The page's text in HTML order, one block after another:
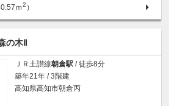
ｍ2 ）
の木Ⅱ
ＪＲ土讃線朝倉駅 / 徒歩8分
築年21年 / 3階建
高知県高知市朝倉丙